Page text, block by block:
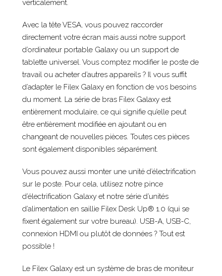
verticalement.
Avec la tête VESA, vous pouvez raccorder
directement votre écran mais aussi notre support
d’ordinateur portable Galaxy ou un support de
tablette universel. Vous comptez modifier le poste de
travail ou acheter d’autres appareils ? Il vous suffit
d’adapter le Filex Galaxy en fonction de vos besoins
du moment. La série de bras Filex Galaxy est
entièrement modulaire, ce qui signifie qu’elle peut
être entièrement modifiée en ajoutant ou en
changeant de nouvelles pièces. Toutes ces pièces
sont également disponibles séparément.
Vous pouvez aussi monter une unité d’électrification
sur le poste. Pour cela, utilisez notre pince
d’électrification Galaxy et notre série d’unités
d’alimentation en saillie Filex Desk Up® 1.0 (qui se
fixent également sur votre bureau). USB-A, USB-C,
connexion HDMI ou plutôt de données ? Tout est
possible !
Le Filex Galaxy est un système de bras de moniteur